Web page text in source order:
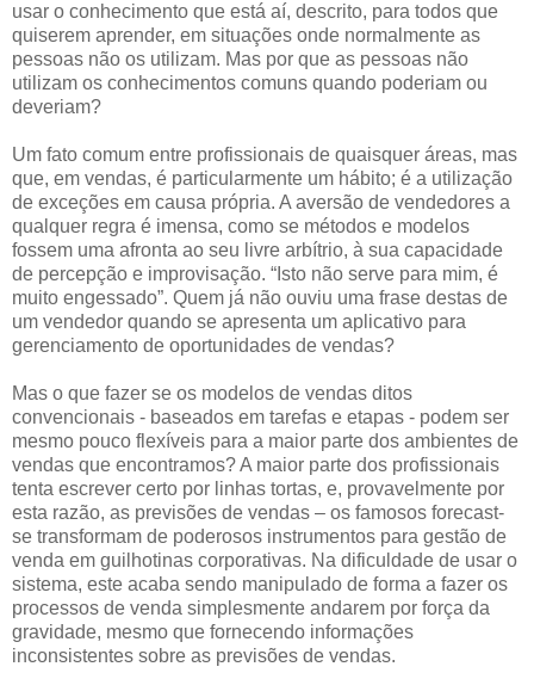
usar o conhecimento que está aí, descrito, para todos que
quiserem aprender, em situações onde normalmente as
pessoas não os utilizam. Mas por que as pessoas não
utilizam os conhecimentos comuns quando poderiam ou
deveriam?
Um fato comum entre profissionais de quaisquer áreas, mas
que, em vendas, é particularmente um hábito; é a utilização
de exceções em causa própria. A aversão de vendedores a
qualquer regra é imensa, como se métodos e modelos
fossem uma afronta ao seu livre arbítrio, à sua capacidade
de percepção e improvisação. “Isto não serve para mim, é
muito engessado”. Quem já não ouviu uma frase destas de
um vendedor quando se apresenta um aplicativo para
gerenciamento de oportunidades de vendas?
Mas o que fazer se os modelos de vendas ditos
convencionais - baseados em tarefas e etapas - podem ser
mesmo pouco flexíveis para a maior parte dos ambientes de
vendas que encontramos? A maior parte dos profissionais
tenta escrever certo por linhas tortas, e, provavelmente por
esta razão, as previsões de vendas – os famosos forecast-
se transformam de poderosos instrumentos para gestão de
venda em guilhotinas corporativas. Na dificuldade de usar o
sistema, este acaba sendo manipulado de forma a fazer os
processos de venda simplesmente andarem por força da
gravidade, mesmo que fornecendo informações
inconsistentes sobre as previsões de vendas.